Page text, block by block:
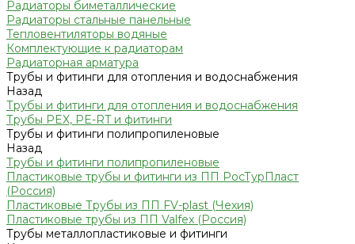
Радиаторы биметаллические
Радиаторы стальные панельные
Тепловентиляторы водяные
Комплектующие к радиаторам
Радиаторная арматура
Трубы и фитинги для отопления и водоснабжения
Назад
Трубы и фитинги для отопления и водоснабжения
Трубы PEX, PE-RT и фитинги
Трубы и фитинги полипропиленовые
Назад
Трубы и фитинги полипропиленовые
Пластиковые трубы и фитинги из ПП РосТурПласт
(Россия)
Пластиковые Трубы из ПП FV-plast (Чехия)
Пластиковые трубы из ПП Valfex (Россия)
Трубы металлопластиковые и фитинги